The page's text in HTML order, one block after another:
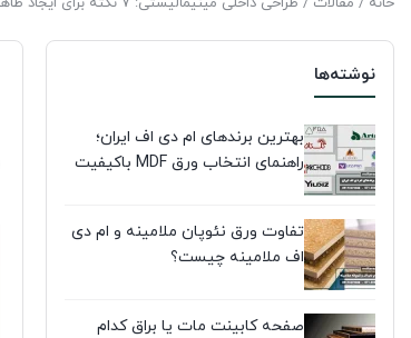
نوشته‌ها
بهترین برندهای ام دی اف ایران؛
راهنمای انتخاب ورق MDF باکیفیت
تفاوت ورق نئوپان ملامینه و ام دی
اف ملامینه چیست؟
صفحه کابینت مات یا براق کدام